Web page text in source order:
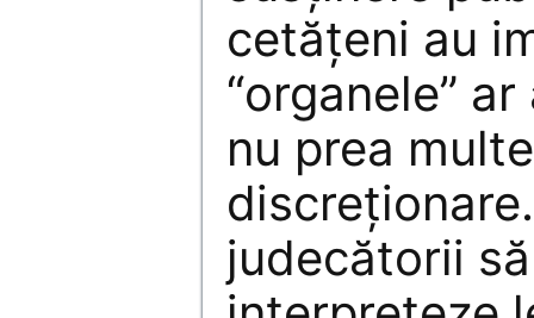
cetăţeni au
“organele”
nu prea
judecătorii